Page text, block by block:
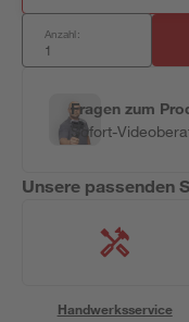
Anzahl:
Fragen zum
Sofort-
Unsere passenden
Handwerksservice